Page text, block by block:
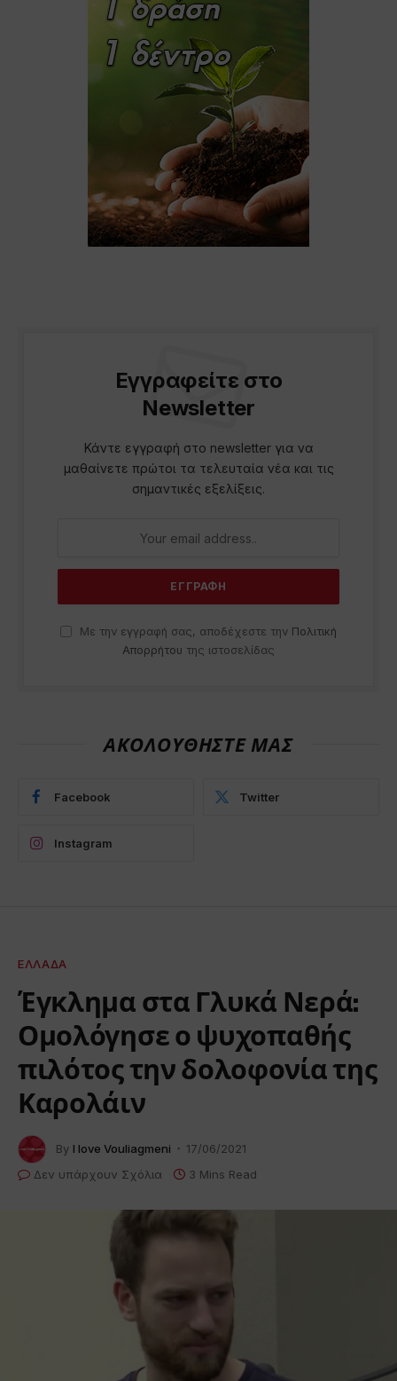
Εγγραφείτε στο
Newsletter
Κάντε εγγραφή στο newsletter για να
μαθαίνετε πρώτοι τα τελευταία νέα και τις
σημαντικές εξελίξεις.
Με την εγγραφή σας, αποδέχεστε την Πολιτική
Απορρήτου της ιστοσελίδας
ΑΚΟΛΟΥΘΗΣΤΕ ΜΑΣ
Facebook Twitter
Instagram
ΕΛΛΆΔΑ
Έγκλημα στα Γλυκά Νερά:
Ομολόγησε ο ψυχοπαθής
πιλότος την δολοφονία της
Καρολάιν
By I love Vouliagmeni
17/06/2021
Δεν υπάρχουν Σχόλια
3 Mins Read